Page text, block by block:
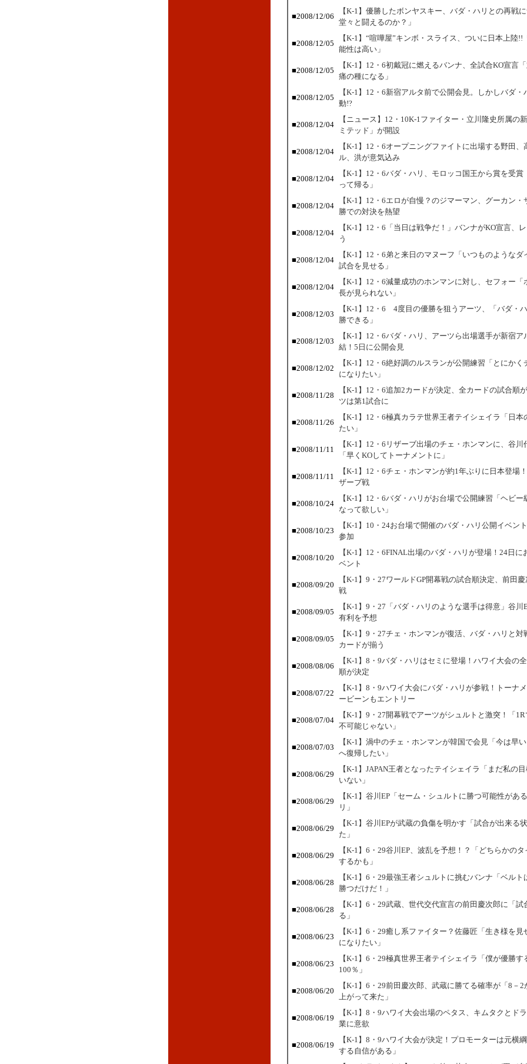
■2008/12/06
【K-1】優勝したボンヤスキー、バダ・ハリとの再戦
堂々と闘えるのか？」
■2008/12/05
【K-1】“喧嘩屋”キンボ・スライス、ついに日本上陸!!
能性は高い」
■2008/12/05
【K-1】12・6初戴冠に燃えるバンナ、全試合KO宣言
痛の種になる」
■2008/12/05
【K-1】12・6新宿アルタ前で公開会見。しかしバダ・
動!?
■2008/12/04
【ニュース】12・10K-1ファイター・立川隆史所属の
ミテッド」が開設
■2008/12/04
【K-1】12・6オープニングファイトに出場する野田、
ル、洪が意気込み
■2008/12/04
【K-1】12・6バダ・ハリ、モロッコ国王から賞を受賞
って帰る」
■2008/12/04
【K-1】12・6エロが自慢？のジマーマン、グーカン・
勝での対決を熱望
■2008/12/04
【K-1】12・6「当日は戦争だ！」バンナがKO宣言、
う
■2008/12/04
【K-1】12・6弟と来日のマヌーフ「いつものようなダ
試合を見せる」
■2008/12/04
【K-1】12・6減量成功のホンマンに対し、セフォー「
長が見られない」
■2008/12/03
【K-1】12・6 4度目の優勝を狙うアーツ、「バダ・
勝できる」
■2008/12/03
【K-1】12・6バダ・ハリ、アーツら出場選手が新宿ア
結！5日に公開会見
■2008/12/02
【K-1】12・6絶好調のルスランが公開練習「とにかく
になりたい」
■2008/11/28
【K-1】12・6追加2カードが決定、全カードの試合順
ツは第1試合に
■2008/11/26
【K-1】12・6極真カラテ世界王者テイシェイラ「日本
たい」
■2008/11/11
【K-1】12・6リザーブ出場のチェ・ホンマンに、谷川
「早くKOしてトーナメントに」
■2008/11/11
【K-1】12・6チェ・ホンマンが約1年ぶりに日本登場
ザーブ戦
■2008/10/24
【K-1】12・6バダ・ハリがお台場で公開練習「ヘビー
なって欲しい」
■2008/10/23
【K-1】10・24お台場で開催のバダ・ハリ公開イベン
参加
■2008/10/20
【K-1】12・6FINAL出場のバダ・ハリが登場！24日に
ベント
■2008/09/20
【K-1】9・27ワールドGP開幕戦の試合順決定、前田
戦
■2008/09/05
【K-1】9・27「バダ・ハリのような選手は得意」谷川
有利を予想
■2008/09/05
【K-1】9・27チェ・ホンマンが復活、バダ・ハリと対
カードが揃う
■2008/08/06
【K-1】8・9バダ・ハリはセミに登場！ハワイ大会の
順が決定
■2008/07/22
【K-1】8・9ハワイ大会にバダ・ハリが参戦！トーナ
ービーンもエントリー
■2008/07/04
【K-1】9・27開幕戦でアーツがシュルトと激突！「
不可能じゃない」
■2008/07/03
【K-1】渦中のチェ・ホンマンが韓国で会見「今は早
へ復帰したい」
■2008/06/29
【K-1】JAPAN王者となったテイシェイラ「まだ私の
いない」
■2008/06/29
【K-1】谷川EP「セーム・シュルトに勝つ可能性があ
リ」
■2008/06/29
【K-1】谷川EPが武蔵の負傷を明かす「試合が出来る
た」
■2008/06/29
【K-1】6・29谷川EP、波乱を予想！？「どちらかの
するかも」
■2008/06/28
【K-1】6・29最強王者シュルトに挑むバンナ「ベルト
勝つだけだ！」
■2008/06/28
【K-1】6・29武蔵、世代交代宣言の前田慶次郎に「試
る」
■2008/06/23
【K-1】6・29癒し系ファイター？佐藤匠「生き様を見
になりたい」
■2008/06/23
【K-1】6・29極真世界王者テイシェイラ「僕が優勝す
100％」
■2008/06/20
【K-1】6・29前田慶次郎、武蔵に勝てる確率が「8－
上がって来た」
■2008/06/19
【K-1】8・9ハワイ大会出場のペタス、キムタクとド
業に意欲
■2008/06/19
【K-1】8・9ハワイ大会が決定！プロモーターは元横
する自信がある」